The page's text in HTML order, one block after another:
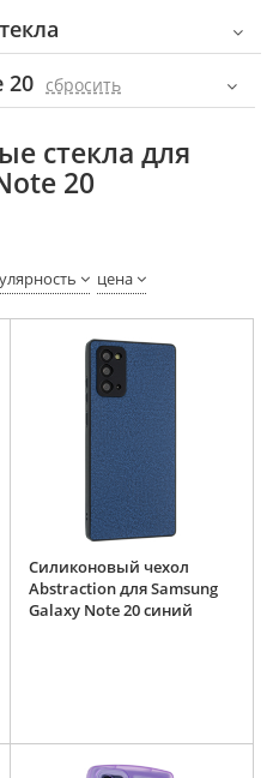
20 cбросить
стекла для
20
цена
Силиконовый чехол
Abstraction для Samsung
Galaxy Note 20 синий